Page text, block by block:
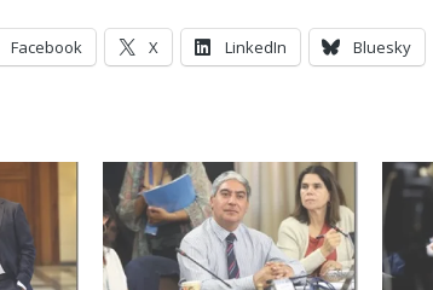
Facebook X LinkedIn Bluesky